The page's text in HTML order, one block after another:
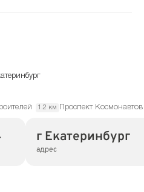
1.2 км Проспект Космонавтов
г Екатеринбург
адрес